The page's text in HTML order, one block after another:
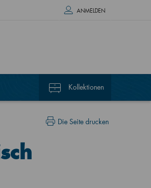
ANMELDEN
Kollektionen
Die Seite drucken